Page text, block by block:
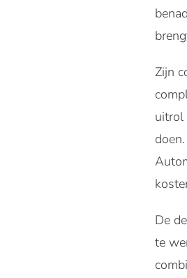
Zijn
uitrol
De
te